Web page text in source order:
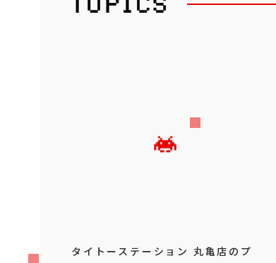
タイトーステーション 丸亀店のプ